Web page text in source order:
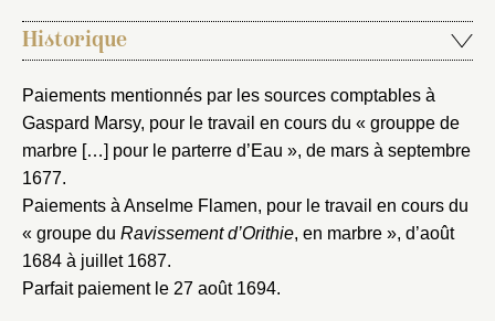
Historique
Paiements mentionnés par les sources comptables à
Gaspard Marsy, pour le travail en cours du « grouppe de
marbre […] pour le parterre d’Eau », de mars à septembre
1677.
Paiements à Anselme Flamen, pour le travail en cours du
« groupe du Ravissement d’Orithie, en marbre », d’août
1684 à juillet 1687.
Parfait paiement le 27 août 1694.